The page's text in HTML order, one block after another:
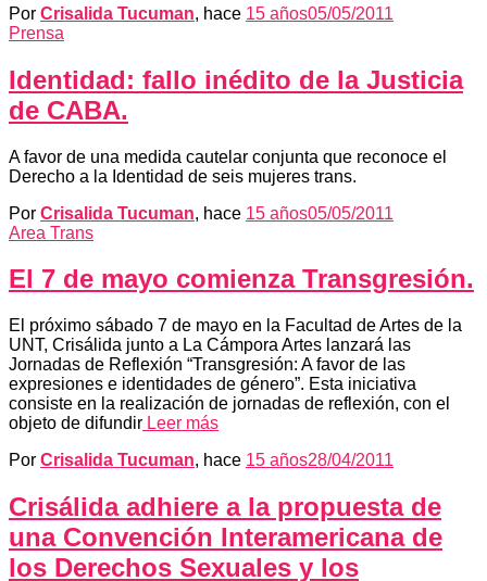
Por Crisalida Tucuman, hace 15 años05/05/2011
Prensa
Identidad: fallo inédito de la Justicia
de CABA.
A favor de una medida cautelar conjunta que reconoce el
Derecho a la Identidad de seis mujeres trans.
Por Crisalida Tucuman, hace 15 años05/05/2011
Area Trans
El 7 de mayo comienza Transgresión.
El próximo sábado 7 de mayo en la Facultad de Artes de la
UNT, Crisálida junto a La Cámpora Artes lanzará las
Jornadas de Reflexión “Transgresión: A favor de las
expresiones e identidades de género”. Esta iniciativa
consiste en la realización de jornadas de reflexión, con el
objeto de difundir Leer más
Por Crisalida Tucuman, hace 15 años28/04/2011
Crisálida adhiere a la propuesta de
una Convención Interamericana de
los Derechos Sexuales y los